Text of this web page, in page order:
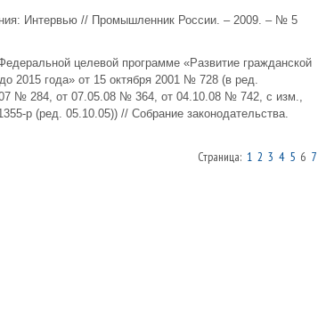
Интервью // Промышленник России. – 2009. – № 5
целевой программе «Развитие гражданской
2015 года» от 15 октября 2001 № 728 (в ред.
№ 284, от 07.05.08 № 364, от 04.10.08 № 742, с изм.,
р (ред. 05.10.05)) // Собрание законодательства.
Страница: 1 2 3 4 56 7